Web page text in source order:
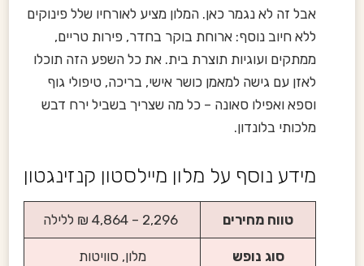
אבל זה לא נגמר כאן. המלון מציע לאורחיו שלל פינוקים
ללא חיוב נוסף: ארוחת בוקר בחדר, פירות טריים,
ממתקים ועוגיות תוצרת בית. את כל השפע הזה תוכלו
לאזן עם גישה למאמן כושר אישי, בריכה, טיפולי גוף
וספא ואפילו סאונה – כל מה שצריך בשביל ירח דבש
מלכותי בלונדון.
מידע נוסף על מלון מיילסטון קנזינגטון
טווח מחירים
סוג נופש מלון, סוויטות